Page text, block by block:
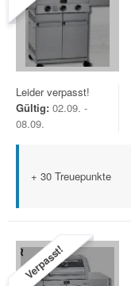
Leider verpasst!
Gültig: 02.09. -
08.09.
+ 30 Treuepunkte
Verpasst!